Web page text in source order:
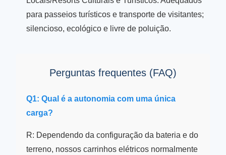
para passeios turísticos e transporte de visitantes;
silencioso, ecológico e livre de poluição.
Perguntas frequentes (FAQ)
Q1: Qual é a autonomia com uma única
carga?
R: Dependendo da configuração da bateria e do
terreno, nossos carrinhos elétricos normalmente